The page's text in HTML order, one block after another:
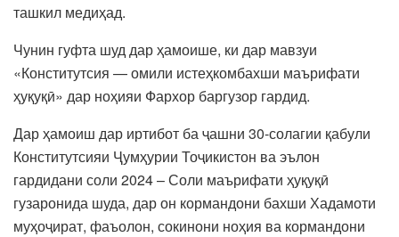
ташкил медиҳад.
Чунин гуфта шуд дар ҳамоише, ки дар мавзуи
«Конститутсия — омили истеҳкомбахши маърифати
ҳуқуқӣ» дар ноҳияи Фархор баргузор гардид.
Дар ҳамоиш дар иртибот ба ҷашни 30-солагии қабули
Конститутсияи Ҷумҳурии Тоҷикистон ва эълон
гардидани соли 2024 – Соли маърифати ҳуқуқӣ
гузаронида шуда, дар он кормандони бахши Хадамоти
муҳоҷират, фаъолон, сокинони ноҳия ва кормандони